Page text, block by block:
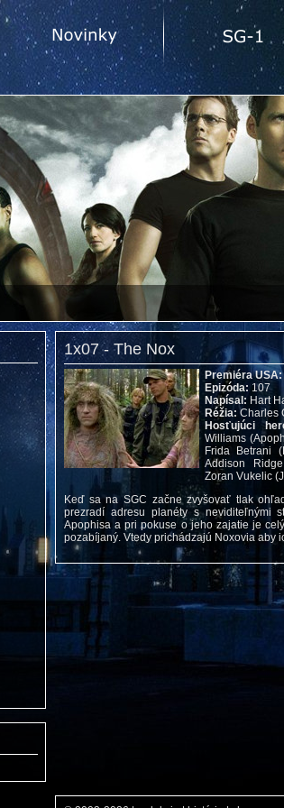
1x07 - The Nox
Premiéra USA:
Epizóda: 107
Napísal: Hart
Réžia: Charles
Hosťujúci
Williams
Frida Betrani
Addison
Zoran Vukelic
Keď sa na SGC začne zvyšovať tlak
prezradí adresu planéty s neviditeľnými
Apophisa a pri pokuse o jeho zajatie je
pozabíjaný. Vtedy prichádzajú Noxovia aby